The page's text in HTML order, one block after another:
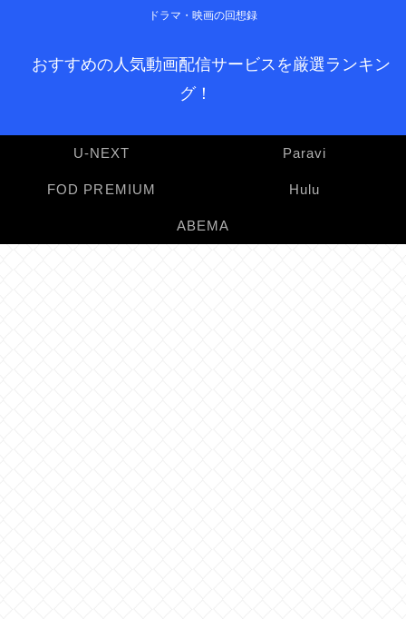
ドラマ・映画の回想録
おすすめの人気動画配信サービスを厳選ランキン
グ！
U-NEXT Paravi
FOD PREMIUM Hulu
ABEMA